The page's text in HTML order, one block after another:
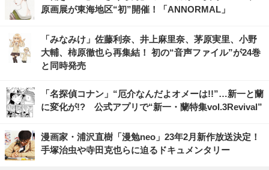
原画展が東海地区“初”開催！「ANNORMAL」
「みなみけ」佐藤利奈、井上麻里奈、茅原実里、小野
大輔、柿原徹也ら再集結！ 初の“音声ファイル”が24巻
と同時発売
「名探偵コナン」“厄介なんだよオメーは!!”…新一と蘭
に変化が!? 公式アプリで“新一・蘭特集vol.3Revival”
漫画家・浦沢直樹「漫勉neo」23年2月新作放送決定！
手塚治虫や寺田克也らに迫るドキュメンタリー